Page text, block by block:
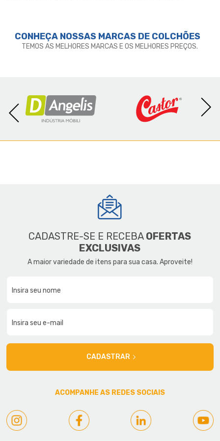
CONHEÇA NOSSAS MARCAS DE COLCHÕES
TEMOS AS MELHORES MARCAS E OS MELHORES PREÇOS.
CADASTRE-SE E RECEBA OFERTAS
EXCLUSIVAS
A maior variedade de itens para sua casa. Aproveite!
CADASTRAR
ACOMPANHE AS REDES SOCIAIS